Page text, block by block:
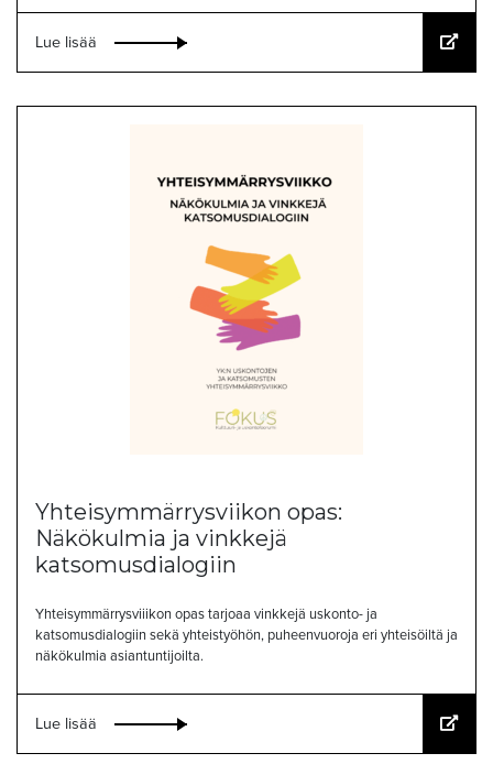
Lue lisää
Yhteisymmärrysviikon opas:
Näkökulmia ja vinkkejä
katsomusdialogiin
Yhteisymmärrysviiikon opas tarjoaa vinkkejä uskonto- ja
katsomusdialogiin sekä yhteistyöhön, puheenvuoroja eri yhteisöiltä ja
näkökulmia asiantuntijoilta.
Lue lisää